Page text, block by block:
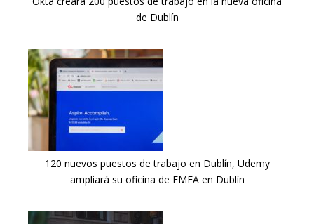
de Dublín
120 nuevos puestos de trabajo en Dublín, Udemy
ampliará su oficina de EMEA en Dublín